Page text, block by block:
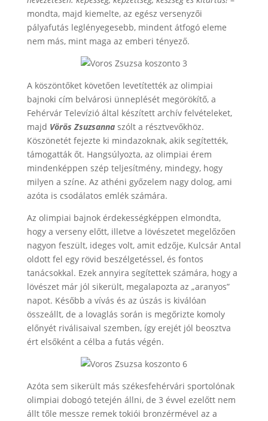
mondta, majd kiemelte, az egész versenyzői
pályafutás leglényegesebb, mindent átfogó eleme
nem más, mint maga az emberi tényező.
A köszöntőket követően levetítették az olimpiai
bajnoki cím belvárosi ünneplését megörökítő, a
Fehérvár Televízió által készített archív felvételeket,
majd Vörös Zsuzsannaszólt a résztvevőkhöz.
Köszönetét fejezte ki mindazoknak, akik segítették,
támogatták őt. Hangsúlyozta, az olimpiai érem
mindenképpen szép teljesítmény, mindegy, hogy
milyen a színe. Az athéni győzelem nagy dolog, ami
azóta is csodálatos emlék számára.
Az olimpiai bajnok érdekességképpen elmondta,
hogy a verseny előtt, illetve a lövészetet megelőzően
nagyon feszült, ideges volt, amit edzője, Kulcsár Antal
oldott fel egy rövid beszélgetéssel, és fontos
tanácsokkal. Ezek annyira segítettek számára, hogy a
lövészet már jól sikerült, megalapozta az „aranyos”
napot. Később a vívás és az úszás is kiválóan
összeállt, de a lovaglás során is megőrizte komoly
előnyét riválisaival szemben, így erejét jól beosztva
ért elsőként a célba a futás végén.
Azóta sem sikerült más székesfehérvári sportolónak
olimpiai dobogó tetején állni, de 3 évvel ezelőtt nem
állt tőle messze remek tokiói bronzérmével az a